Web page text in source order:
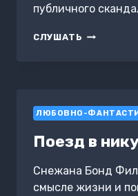
публичного
СЛУШАТЬ ДЖУДИ,
ЛЮБОВНО-
Поезд в
Снежана Бонд
смысле жизни и